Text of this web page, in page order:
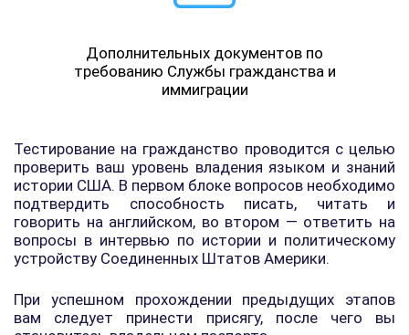
Дополнительных документов по
требованию Службы гражданства и
иммиграции
Тестирование на гражданство проводится с целью
проверить ваш уровень владения языком и знаний
истории США. В первом блоке вопросов необходимо
подтвердить способность писать, читать и
говорить на английском, во втором — ответить на
вопросы в интервью по истории и политическому
устройству Соединенных Штатов Америки.
При успешном прохождении предыдущих этапов
вам следует принести присягу, после чего вы